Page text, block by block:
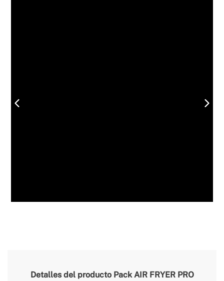
Detalles del producto Pack AIR FRYER PRO